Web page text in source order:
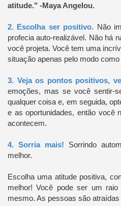
atitude." -Maya Angelou.
2. Escolha ser positivo. Não
profecia auto-realizável. Não há
você projeta. Você tem uma
situação apenas pelo modo
3. Veja os pontos positivos,
emoções, mas se você sentir-
qualquer coisa e, em seguida,
e as oportunidades, então você
acontecem.
4. Sorria mais!
Sorrindo
melhor.
Escolha uma atitude positiva,
melhor! Você pode ser um
mesmo. As pessoas são